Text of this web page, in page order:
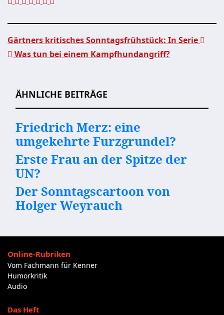
Gärtners kritisches Sonntagsfrühstück: In Serie
Was tun bei einem Kampfhundangriff?
ÄHNLICHE BEITRÄGE
Friedrich Merz: eine
umgekehrte Furzgrundel?
Erste Frau an der Spitze der
UN?
Der Sonntagscartoon von
Holger Weyrauch
Online-Rubriken
Vom Fachmann für Kenner
Humorkritik
Audio
Das Heft